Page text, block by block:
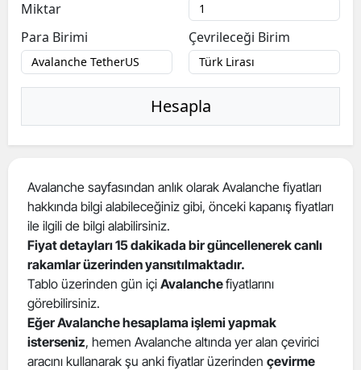
Miktar
Para Birimi
Çevrileceği Birim
Hesapla
Avalanche sayfasından anlık olarak Avalanche fiyatları
hakkında bilgi alabileceğiniz gibi, önceki kapanış fiyatları
ile ilgili de bilgi alabilirsiniz.
Fiyat detayları 15 dakikada bir güncellenerek canlı
rakamlar üzerinden yansıtılmaktadır.
Tablo üzerinden gün içi Avalanchefiyatlarını
görebilirsiniz.
Eğer Avalanche hesaplama işlemi yapmak
isterseniz, hemen Avalanche altında yer alan çevirici
aracını kullanarak şu anki fiyatlar üzerinden çevirme